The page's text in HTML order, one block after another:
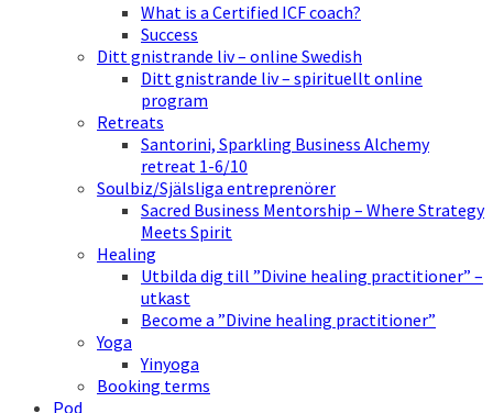
What is a Certified ICF coach?
Success
Ditt gnistrande liv – online Swedish
Ditt gnistrande liv – spirituellt online
program
Retreats
Santorini, Sparkling Business Alchemy
retreat 1-6/10
Soulbiz/Själsliga entreprenörer
Sacred Business Mentorship – Where Strategy
Meets Spirit
Healing
Utbilda dig till ”Divine healing practitioner” –
utkast
Become a ”Divine healing practitioner”
Yoga
Yinyoga
Booking terms
Pod